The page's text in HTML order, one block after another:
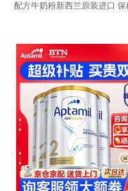
配方牛奶粉新西兰原装进口